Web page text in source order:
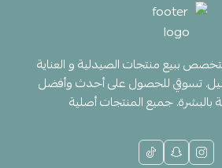
ببيع منتجات الصيدلية و العناية
تسوقي للحصول على أحدث وأفضل
بالبشرة. جميع المنتجات أصلية